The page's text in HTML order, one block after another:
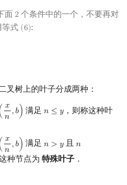
面 2
2 个条件中的一个，不要再对
等式 (6)
(6):
叉树上的叶子分成两种：
𝑥
𝑛 ,𝑏)
,b) 满足𝑛 ≤ 𝑦
n ≤y
，则称这种叶
𝑥
𝑛 ,𝑏)
,b) 满足𝑛 > 𝑦
n >y 且𝑛
n
这种节点为特殊叶子 ．